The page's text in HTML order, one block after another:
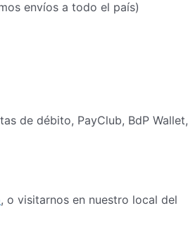
envíos a todo el país)
de débito, PayClub, BdP Wallet,
, o visitarnos en nuestro local del